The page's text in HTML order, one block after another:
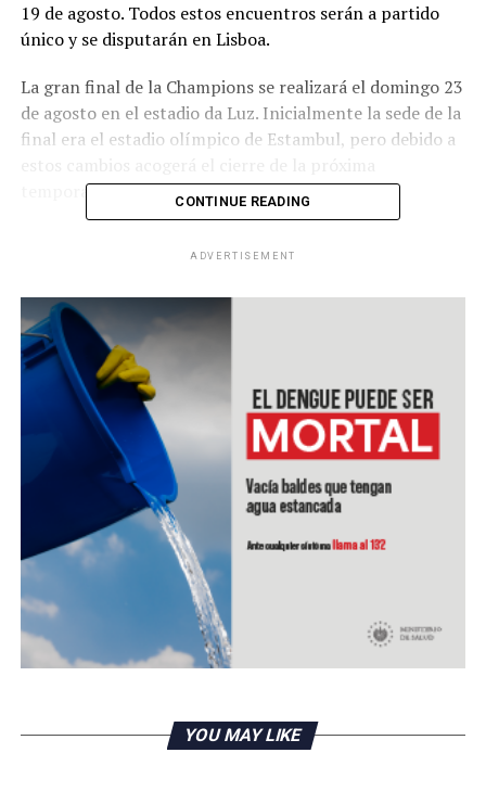
19 de agosto. Todos estos encuentros serán a partido
único y se disputarán en Lisboa.
La gran final de la Champions se realizará el domingo 23
de agosto en el estadio da Luz. Inicialmente la sede de la
final era el estadio olímpico de Estambul, pero debido a
temporada.
WhatsApp estrena servicio de pagos digitales en Brasil
DON'T MISS
Twitter permitirá enviar mensajes de voz de 140
segundos
CONTINUE READING
ADVERTISEMENT
YOU MAY LIKE